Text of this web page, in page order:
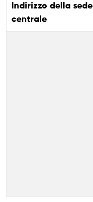
Indirizzo della sede
centrale